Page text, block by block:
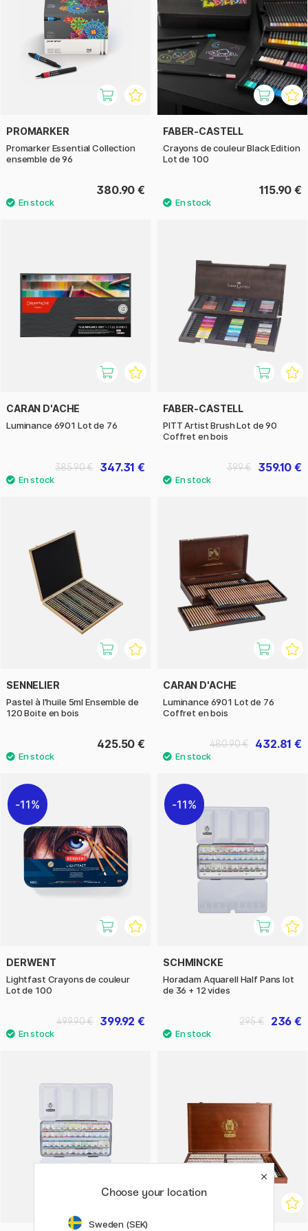
PROMARKER
Promarker Essential Collection
ensemble de 96
380.90 €
FABER-CASTELL
Crayons de couleur Black Edition
Lot de 100
115.90 €
CARAN D'ACHE
Luminance 6901 Lot de 76
347.31 €
385.90 €
FABER-CASTELL
PITT Artist Brush Lot de 90
Coffret en bois
359.10 €
399 €
SENNELIER
Pastel à l'huile 5ml Ensemble de
120 Boite en bois
425.50 €
CARAN D'ACHE
Luminance 6901 Lot de 76
Coffret en bois
432.81 €
480.90 €
11%
DERWENT
Lightfast Crayons de couleur
Lot de 100
399.92 €
499.90 €
11%
SCHMINCKE
Horadam Aquarell Half Pans lot
de 36 + 12 vides
236 €
295 €
Choose your location
Sweden (SEK)